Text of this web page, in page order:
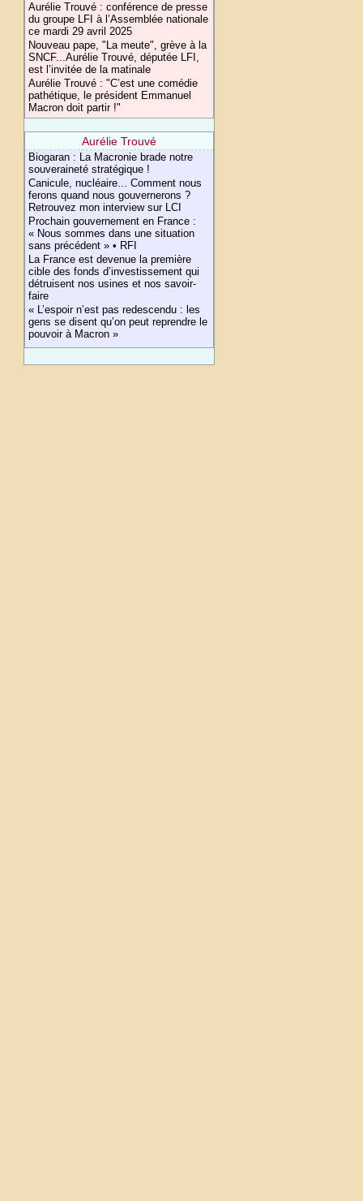
Aurélie Trouvé : conférence de presse
du groupe LFI à l’Assemblée nationale
ce mardi 29 avril 2025
Nouveau pape, "La meute", grève à la
SNCF...Aurélie Trouvé, députée LFI,
est l’invitée de la matinale
Aurélie Trouvé : "C’est une comédie
pathétique, le président Emmanuel
Macron doit partir !"
Aurélie Trouvé
Biogaran : La Macronie brade notre
souveraineté stratégique !
Canicule, nucléaire... Comment nous
ferons quand nous gouvernerons ?
Retrouvez mon interview sur LCI
Prochain gouvernement en France :
« Nous sommes dans une situation
sans précédent » • RFI
La France est devenue la première
cible des fonds d’investissement qui
détruisent nos usines et nos savoir-
faire
« L’espoir n’est pas redescendu : les
gens se disent qu’on peut reprendre le
pouvoir à Macron »